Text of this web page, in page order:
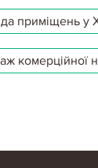
приміщень у
комерційної